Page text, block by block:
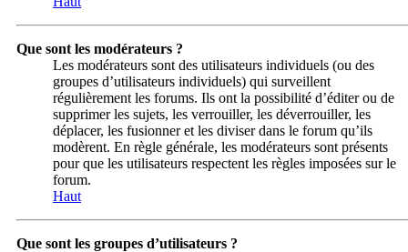
Que sont les modérateurs ?
Les modérateurs sont des utilisateurs individuels (ou des
groupes d’utilisateurs individuels) qui surveillent
régulièrement les forums. Ils ont la possibilité d’éditer ou de
supprimer les sujets, les verrouiller, les déverrouiller, les
déplacer, les fusionner et les diviser dans le forum qu’ils
modèrent. En règle générale, les modérateurs sont présents
pour que les utilisateurs respectent les règles imposées sur le
forum.
Haut
Que sont les groupes d’utilisateurs ?